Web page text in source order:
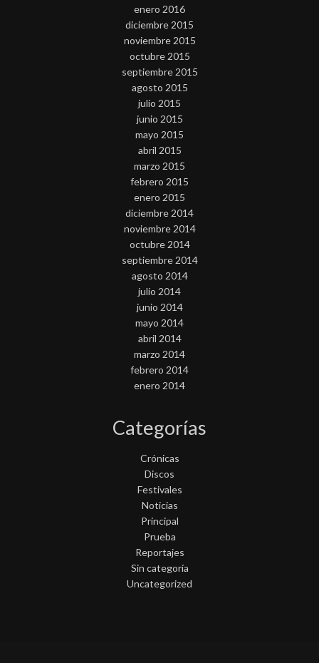
enero 2016
diciembre 2015
noviembre 2015
octubre 2015
septiembre 2015
agosto 2015
julio 2015
junio 2015
mayo 2015
abril 2015
marzo 2015
febrero 2015
enero 2015
diciembre 2014
noviembre 2014
octubre 2014
septiembre 2014
agosto 2014
julio 2014
junio 2014
mayo 2014
abril 2014
marzo 2014
febrero 2014
enero 2014
Categorías
Crónicas
Discos
Festivales
Noticias
Principal
Prueba
Reportajes
Sin categoría
Uncategorized